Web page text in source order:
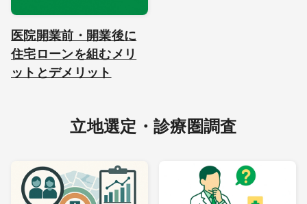
医院開業前・開業後に
住宅ローンを組むメリ
ットとデメリット
立地選定・診療圏調査